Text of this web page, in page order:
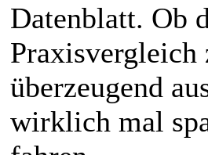
Datenblatt. Ob
überzeugend
wirklich mal